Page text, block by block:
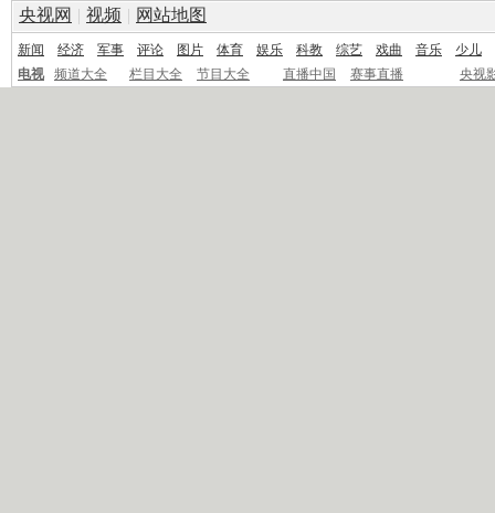
央视网 | 视频 | 网站地图
新闻 经济 军事 评论 图片 体育 娱乐 科教 综艺 戏曲 音乐
少儿
电视
频道大全 栏目大全 节目大全 直播中国 赛事直播 央视